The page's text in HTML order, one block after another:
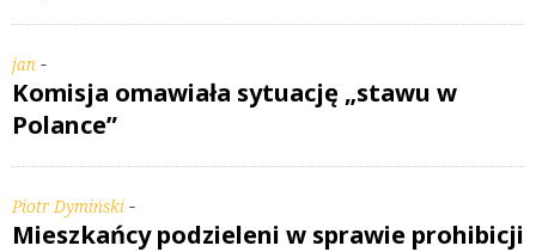
jan -
Komisja omawiała sytuację „stawu w
Polance”
Piotr Dymiński -
Mieszkańcy podzieleni w sprawie prohibicji